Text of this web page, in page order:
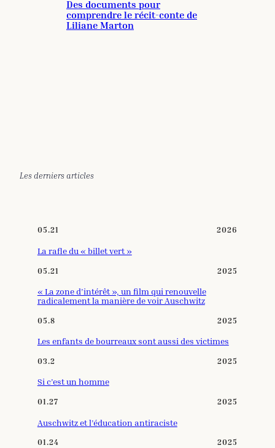
Des documents pour
comprendre le récit-conte de
Liliane Marton
Les derniers articles
05.21 2026
La rafle du « billet vert »
05.21 2025
« La zone d’intérêt », un film qui renouvelle
radicalement la manière de voir Auschwitz
05.8 2025
Les enfants de bourreaux sont aussi des victimes
03.2 2025
Si c’est un homme
01.27 2025
Auschwitz et l’éducation antiraciste
01.24 2025